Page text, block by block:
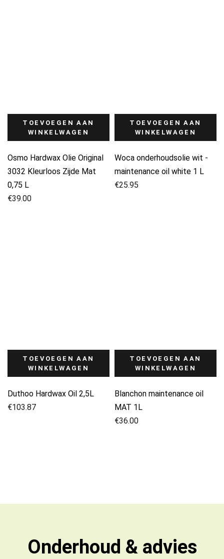
TOEVOEGEN AAN
WINKELWAGEN
Osmo Hardwax Olie Original
3032 Kleurloos Zijde Mat
0,75 L
€39.00
TOEVOEGEN AAN
WINKELWAGEN
Woca onderhoudsolie wit -
maintenance oil white 1 L
€25.95
TOEVOEGEN AAN
WINKELWAGEN
Duthoo Hardwax Oil 2,5L
€103.87
TOEVOEGEN AAN
WINKELWAGEN
Blanchon maintenance oil
MAT 1L
€36.00
Onderhoud & advies